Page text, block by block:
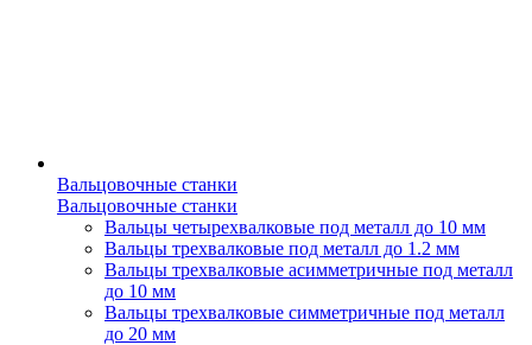
Вальцовочные станки
Вальцовочные станки
Вальцы четырехвалковые под металл до 10 мм
Вальцы трехвалковые под металл до 1.2 мм
Вальцы трехвалковые асимметричные под металл
до 10 мм
Вальцы трехвалковые симметричные под металл
до 20 мм